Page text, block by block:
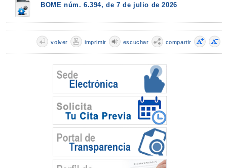
BOME núm. 6.394, de 7 de julio de 2026
compartir
escuchar
imprimir
volver